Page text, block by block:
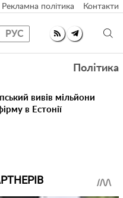
Рекламна політика Контакти
РУС
Політика
вивів мільйони
в Естонії